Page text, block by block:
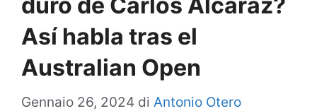
duro de Carlos Alcaraz?
Así habla tras el
Australian Open
Gennaio 26, 2024 di Antonio Otero